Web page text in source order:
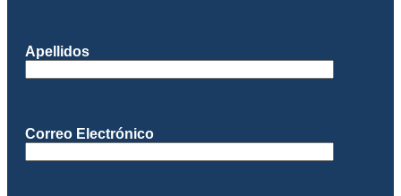
Apellidos
Correo Electrónico